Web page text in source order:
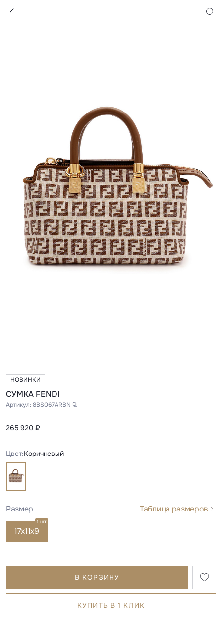
НОВИНКИ
СУМКА FENDI
Артикул: 8BS067ARBN
265 920 ₽
Цвет:Коричневый
Размер Таблица размеров
17х11х9
1 шт
В КОРЗИНУ
КУПИТЬ В 1 КЛИК